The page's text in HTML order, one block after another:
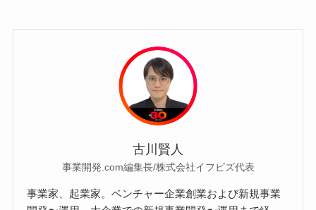
古川賢人
事業開発.com編集長/株式会社イフビズ代表
事業家、起業家。ベンチャー企業創業および新規事業